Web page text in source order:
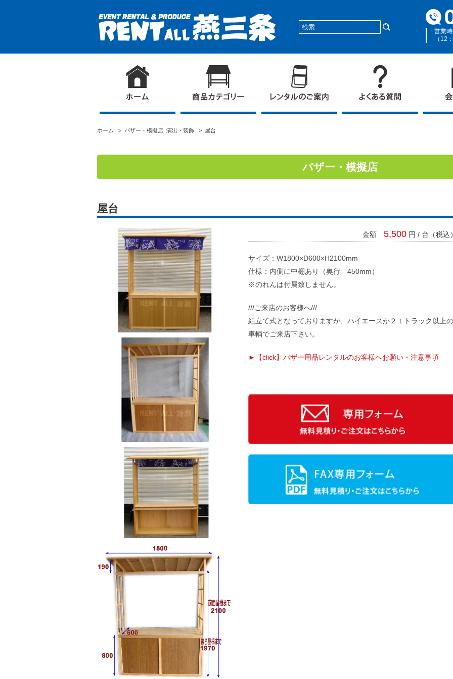
営業
（12
ホーム > バザー・模擬店 演出・装飾 > 屋台
バザー・模擬店
屋台
金額5,500 円 / 台（税込
サイズ：W1800×D600×H2100mm
仕様：内側に中棚あり（奥行 450mm）
※のれんは付属致しません。
///ご来店のお客様へ///
組立て式となっておりますが、ハイエースか２ｔトラック以上
車輌でご来店下さい。
►【click】バザー用品レンタルのお客様へお願い・注意事項